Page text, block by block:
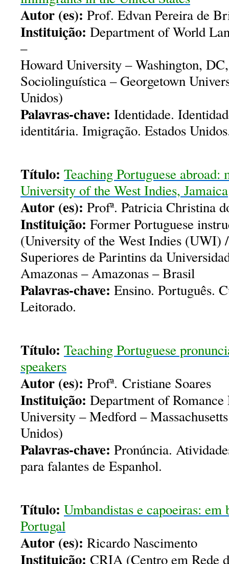
Autor (es): Prof. Edvan Pereira de
Instituição: Department of World
–
Howard University – Washington,
Sociolinguística – Georgetown
Unidos)
Palavras-chave: Identidade.
identitária. Imigração. Estados
Título: Teaching Portuguese abroad:
University of the West Indies, Jamaica
Autor (es): Profª. Patricia Christina
Instituição: Former Portuguese
(University of the West Indies (UWI)
Superiores de Parintins da
Amazonas – Amazonas – Brasil
Palavras-chave: Ensino. Português.
Leitorado.
Título: Teaching Portuguese
speakers
Autor (es): Profª. Cristiane Soares
Instituição: Department of Romance
University – Medford –
Unidos)
Palavras-chave: Pronúncia.
para falantes de Espanhol.
Título: Umbandistas e capoeiras: em
Portugal
Autor (es): Ricardo Nascimento
Instituição: CRIA (Centro em Rede